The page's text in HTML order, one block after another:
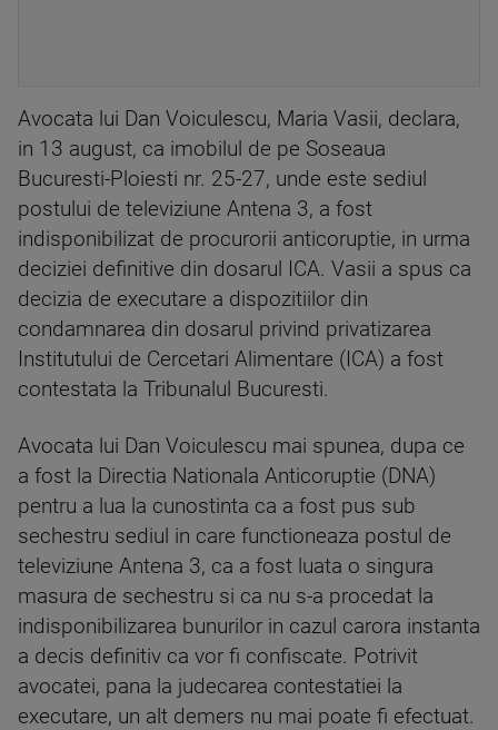
Avocata lui Dan Voiculescu, Maria Vasii, declara,
in 13 august, ca imobilul de pe Soseaua
Bucuresti-Ploiesti nr. 25-27, unde este sediul
postului de televiziune Antena 3, a fost
indisponibilizat de procurorii anticoruptie, in urma
deciziei definitive din dosarul ICA. Vasii a spus ca
decizia de executare a dispozitiilor din
condamnarea din dosarul privind privatizarea
Institutului de Cercetari Alimentare (ICA) a fost
contestata la Tribunalul Bucuresti.
Avocata lui Dan Voiculescu mai spunea, dupa ce
a fost la Directia Nationala Anticoruptie (DNA)
pentru a lua la cunostinta ca a fost pus sub
sechestru sediul in care functioneaza postul de
televiziune Antena 3, ca a fost luata o singura
masura de sechestru si ca nu s-a procedat la
indisponibilizarea bunurilor in cazul carora instanta
a decis definitiv ca vor fi confiscate. Potrivit
avocatei, pana la judecarea contestatiei la
executare, un alt demers nu mai poate fi efectuat.